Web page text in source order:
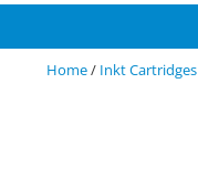
Home/ Inkt Cartridges